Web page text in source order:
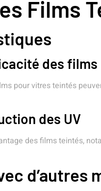
Films
des films
pour vitres teintés
des UV
des films teintés,